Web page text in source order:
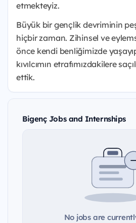
etmekteyiz.
Büyük bir gençlik devriminin
hiçbir zaman. Zihinsel ve
önce kendi benliğimizde
kıvılcımın etrafımızdakilere
ettik.
Bigenç Jobs and Internships
No jobs are